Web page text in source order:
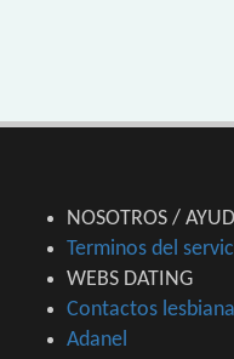
NOSOTROS /
Terminos del
WEBS DATING
Contactos
Adanel